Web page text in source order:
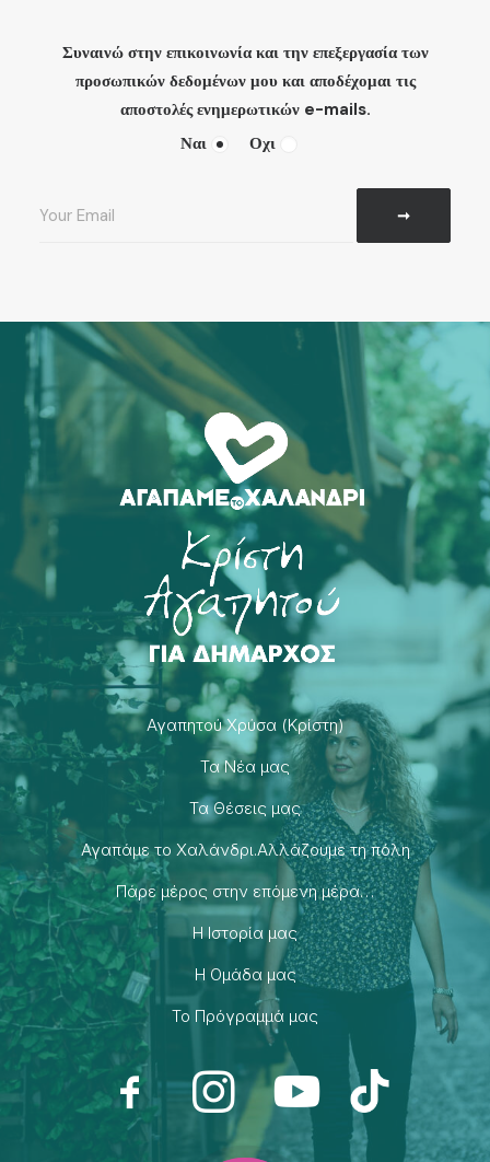
Συναινώ στην επικοινωνία και την επεξεργασία των
προσωπικών δεδομένων μου και αποδέχομαι τις
αποστολές ενημερωτικών e-mails.
Ναι
Οχι
Αγαπητού Χρύσα (Κρίστη)
Τα Νέα μας
Τα Θέσεις μας
Αγαπάμε το Χαλάνδρι.Αλλάζουμε τη πόλη
Πάρε μέρος στην επόμενη μέρα…
H Ιστορία μας
H Ομάδα μας
Το Πρόγραμμά μας